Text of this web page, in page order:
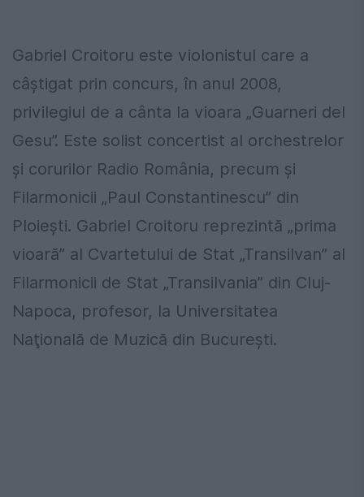
Gabriel Croitoru este violonistul care a
câștigat prin concurs, în anul 2008,
privilegiul de a cânta la vioara „Guarneri del
Gesu”. Este solist concertist al orchestrelor
și corurilor Radio România, precum și
Filarmonicii „Paul Constantinescu” din
Ploiești. Gabriel Croitoru reprezintă „prima
vioară” al Cvartetului de Stat „Transilvan” al
Filarmonicii de Stat „Transilvania” din Cluj-
Napoca, profesor, la Universitatea
Naţională de Muzică din București.